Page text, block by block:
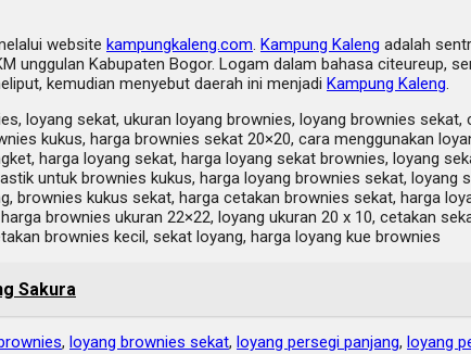
website kampungkaleng.com Kampung Kaleng adalah
unggulan Kabupaten Bogor. Logam dalam bahasa citeureup,
kemudian menyebut daerah ini menjadi Kampung Kaleng
loyang sekat, ukuran loyang brownies, loyang brownies
kukus, harga brownies sekat 20×20, cara menggunakan
harga loyang sekat, harga loyang sekat brownies, loyang
untuk brownies kukus, harga loyang brownies sekat,
brownies kukus sekat, harga cetakan brownies sekat, harga
brownies ukuran 22×22, loyang ukuran 20 x 10, cetakan
brownies kecil, sekat loyang, harga loyang kue brownies
Sakura
, loyang brownies sekat, loyang persegi panjang, loyang